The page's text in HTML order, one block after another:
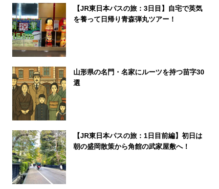
【JR東日本パスの旅：3日目】自宅で英気
を養って日帰り青森弾丸ツアー！
山形県の名門・名家にルーツを持つ苗字30
選
【JR東日本パスの旅：1日目前編】初日は
朝の盛岡散策から角館の武家屋敷へ！